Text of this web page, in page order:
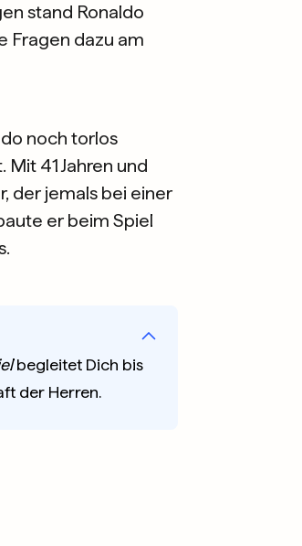
stand Ronaldo
Fragen dazu am
noch torlos
41 Jahren und
der jemals bei einer
er beim Spiel
begleitet Dich bis
der Herren.